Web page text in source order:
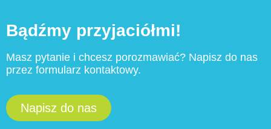
Bądźmy przyjaciółmi!
Masz pytanie i chcesz porozmawiać? Napisz do nas
przez formularz kontaktowy.
Napisz do nas